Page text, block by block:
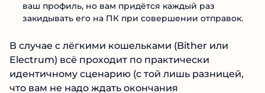
ваш профиль, но вам придётся каждый раз
закидывать его на ПК при совершении отправок.
В случае с лёгкими кошельками (Bither или
Electrum) всё проходит по практически
идентичному сценарию (с той лишь разницей,
что вам не надо ждать окончания